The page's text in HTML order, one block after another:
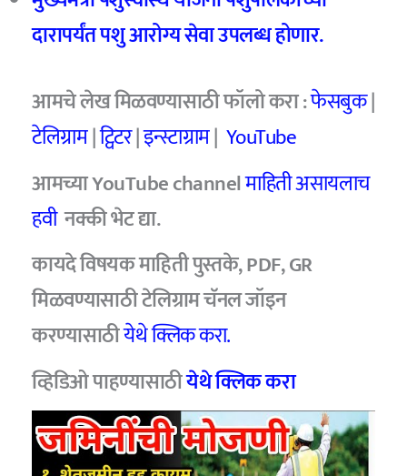
दारापर्यंत पशु आरोग्य सेवा उपलब्ध होणार.
आमचेलेख मिळवण्यासाठी फॉलो करा :फेसबुक|
टेलिग्राम|ट्विटर|इन्स्टाग्राम| YouTube
आमच्या YouTube channelमाहिती असायलाच
हवी नक्की भेट द्या.
कायदे विषयक माहिती पुस्तके, PDF, GR
मिळवण्यासाठी टेलिग्राम चॅनल जॉइन
करण्यासाठीयेथे क्लिक करा.
व्हिडिओ पाहण्यासाठीयेथे क्लिक करा